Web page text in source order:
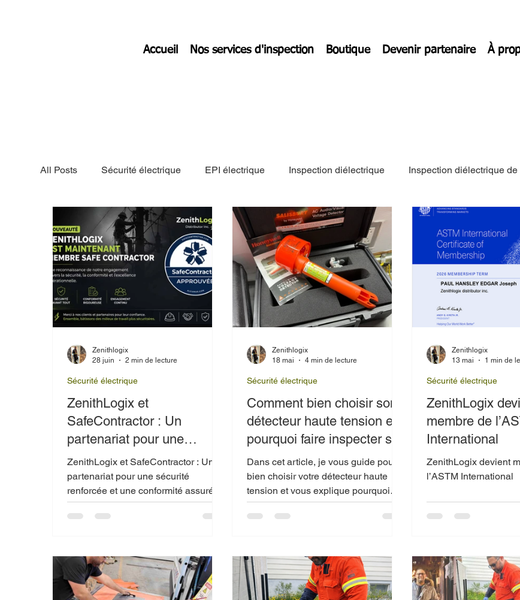
Accueil Nos services d'inspection Boutique Devenir partenaire À
All Posts Sécurité électrique EPI électrique Inspection diélectrique Inspection diélectrique de
safecontractor zenithlogix.ca
ZenithLogix et
SafeContractor : Un
partenariat pour une
sécurité renforcée et une
conformité assurée
ZenithLogix et SafeContractor : Un
partenariat pour une sécurité
renforcée et une conformité assurée
Sécurité électrique
Zenithlogix
28 juin
2 min de lecture
Comment bien choisir son
détecteur haute tension et
pourquoi faire inspecter ses
équipements?
Dans cet article, je vous guide pour
bien choisir votre détecteur haute
tension et vous explique pourquoi
l’inspection de vos équipements est
une étape incontournable. Je
détecteur AEMC 275HVD, le testeur
sans contact Klein Tools HVNCVT2,
et le détecteur Amprobe TIC 300
Sécurité électrique
Zenithlogix
18 mai
4 min de lecture
ZenithLogix
membre de
International
ZenithLogix devient
l’ASTM International
Sécurité électrique
Zenithlogix
13 mai
1 min de